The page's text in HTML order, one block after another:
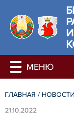
ГЛАВНАЯ / НОВОСТИ
21.10.2022